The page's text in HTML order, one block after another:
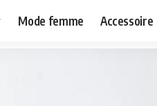
Mode femme Accessoire